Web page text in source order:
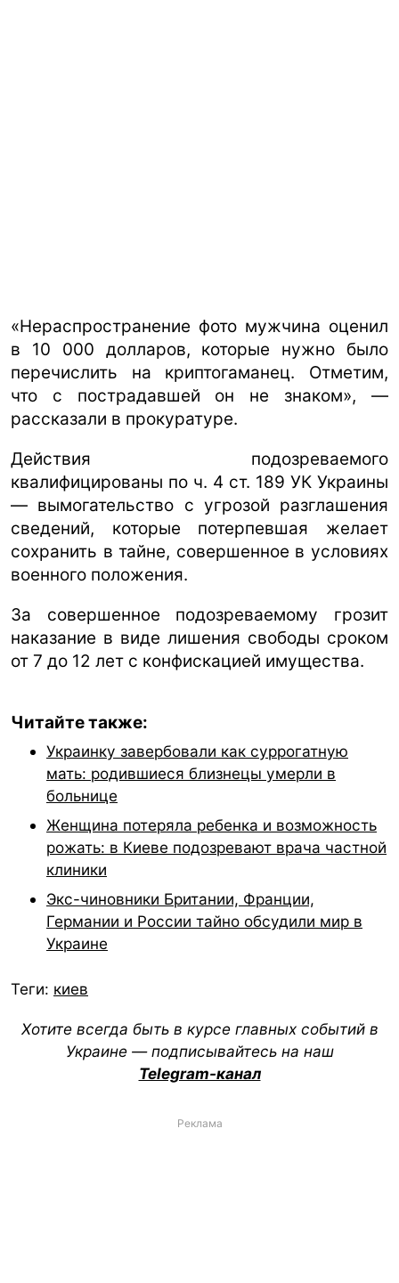
«Нераспространение фото мужчина оценил
в 10 000 долларов, которые нужно было
перечислить на криптогаманец. Отметим,
что с пострадавшей он не знаком», —
рассказали в прокуратуре.
Действия подозреваемого
квалифицированы по ч. 4 ст. 189 УК Украины
— вымогательство с угрозой разглашения
сведений, которые потерпевшая желает
сохранить в тайне, совершенное в условиях
военного положения.
За совершенное подозреваемому грозит
наказание в виде лишения свободы сроком
от 7 до 12 лет с конфискацией имущества.
Читайте также:
Украинку завербовали как суррогатную
мать: родившиеся близнецы умерли в
больнице
Женщина потеряла ребенка и возможность
рожать: в Киеве подозревают врача частной
клиники
Экс-чиновники Британии, Франции,
Германии и России тайно обсудили мир в
Украине
Теги: киев
Хотите всегда быть в курсе главных событий в
Украине — подписывайтесь на наш
Telegram-канал
Реклама